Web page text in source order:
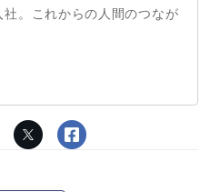
。これからの人間のつなが